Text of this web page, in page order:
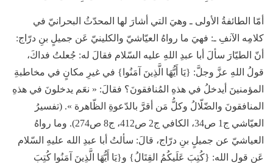
أمّا الطائفةُ الأولى ـ وهيَ التي أشارَ لها المحدّثُ البحرانيّ في
كلامِه الآنفِ ـ: فهيَ ما رواهُ العيّاشيّ والكلينيّ عَن جميلٍ بنِ درّاج:
أنّ الطيّارَ سألَ أبا عبدِ اللهِ عليه السّلام فقالَ له: جُعلتُ فداكَ،
قولُ اللهِ عزَّ وجلَّ: {يَا أَيُّهَا الَّذِينَ آمَنُوا} في غيرِ مكانٍ في مخاطبةِ
المؤمنينَ أيدخلُ في هذهِ المُنافقونَ؟ فقالَ: « نعَم يدخلونَ في هذهِ
المنافقونَ والضّلّالُ وكلُّ مَن أقرَّ بالدّعوةِ الظّاهرة ». (تفسيرُ
العيّاشي ج1 ص34، الكافي ج2 ص412، ج8 ص274). وما رواهُ
العياشيّ عن جميلٍ بنِ درّاج، قالَ: سألتُ أبا عبدِ الله عليهِ السّلام
عَن قولِ الله: {كُتِبَ عَلَيكُمُ القِتَالُ} و{يَا أَيُّهَا الَّذِينَ آمَنُوا كُتِبَ